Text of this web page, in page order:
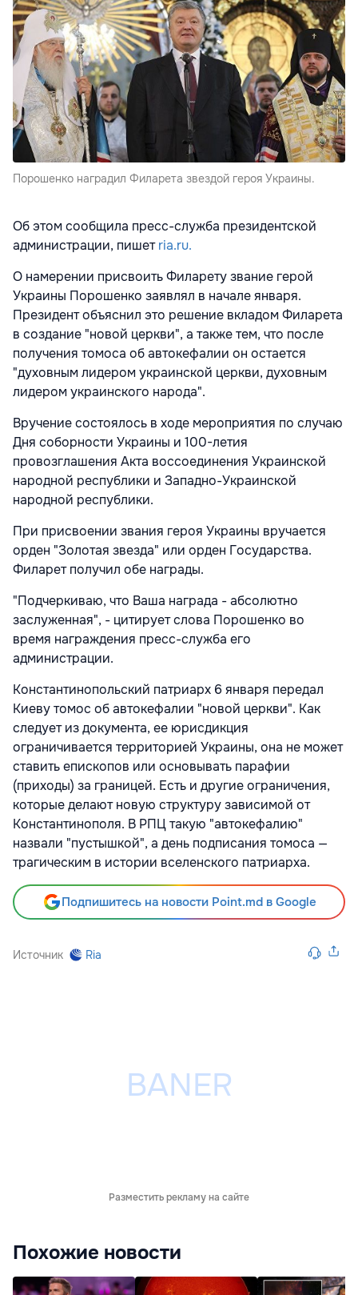
Порошенко наградил Филарета звездой героя Украины.
Об этом сообщила пресс-служба президентской
администрации, пишетria.ru.
О намерении присвоить Филарету звание герой
Украины Порошенко заявлял в начале января.
Президент объяснил это решение вкладом Филарета
в создание "новой церкви", а также тем, что после
получения томоса об автокефалии он остается
"духовным лидером украинской церкви, духовным
лидером украинского народа".
Вручение состоялось в ходе мероприятия по случаю
Дня соборности Украины и 100-летия
провозглашения Акта воссоединения Украинской
народной республики и Западно-Украинской
народной республики.
При присвоении звания героя Украины вручается
орден "Золотая звезда" или орден Государства.
Филарет получил обе награды.
"Подчеркиваю, что Ваша награда - абсолютно
заслуженная", - цитирует слова Порошенко во
время награждения пресс-служба его
администрации.
Константинопольский патриарх 6 января передал
Киеву томос об автокефалии "новой церкви". Как
следует из документа, ее юрисдикция
ограничивается территорией Украины, она не может
ставить епископов или основывать парафии
(приходы) за границей. Есть и другие ограничения,
которые делают новую структуру зависимой от
Константинополя. В РПЦ такую "автокефалию"
назвали "пустышкой", а день подписания томоса —
трагическим в истории вселенского патриарха.
Подпишитесь на новости Point.md в Google
Источник Ria
Разместить рекламу на сайте
Похожие новости